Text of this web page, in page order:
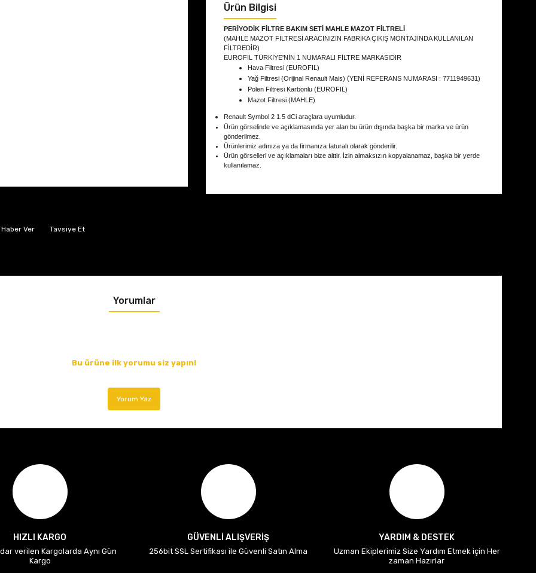
Ver Tavsiye Et
Ürün Bilgisi
PERİYODİK FİLTRE BAKIM SETİ MAHLE MAZOT FİLTRELİ
(MAHLE MAZOT FİLTRESİ ARACINIZIN FABRİKA ÇIKIŞ MONTAJINDA KULLANILAN
FİLTREDİR)
EUROFIL TÜRKİYE'NİN 1 NUMARALI FİLTRE MARKASIDIR
Hava Filtresi (EUROFIL)
Yağ Filtresi (Orijinal Renault Mais) (YENİ REFERANS NUMARASI : 7711949631)
Polen Filtresi Karbonlu (EUROFIL )
Mazot Filtresi (MAHLE)
Renault Symbol 2 1.5 dCi araçlara uyumludur.
Ürün görselinde ve açıklamasında yer alan bu ürün dışında başka bir marka ve ürün
gönderilmez.
Ürünlerimiz adınıza ya da firmanıza faturalı olarak gönderilir.
Ürün görselleri ve açıklamaları bize aittir. İzin almaksızın kopyalanamaz, başka bir yerde
kullanılamaz.
Yorumlar
Bu ürüne ilk yorumu siz yapın!
Yorum Yaz
HIZLI KARGO
verilen Kargolarda Aynı Gün
Kargo
GÜVENLİ ALIŞVERİŞ
256bit SSL Sertifikası ile Güvenli Satın Alma
YARDIM & DESTEK
Uzman Ekiplerimiz Size Yardım Etmek için Her
zaman Hazırlar